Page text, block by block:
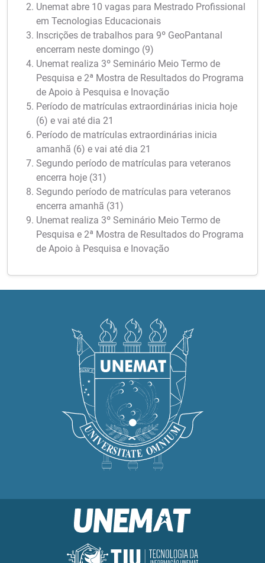
Unemat abre 10 vagas para Mestrado Profissional
em Tecnologias Educacionais
Inscrições de trabalhos para 9º GeoPantanal
encerram neste domingo (9)
Unemat realiza 3º Seminário Meio Termo de
Pesquisa e 2ª Mostra de Resultados do Programa
de Apoio à Pesquisa e Inovação
Período de matrículas extraordinárias inicia hoje
(6) e vai até dia 21
Período de matrículas extraordinárias inicia
amanhã (6) e vai até dia 21
Segundo período de matrículas para veteranos
encerra hoje (31)
Segundo período de matrículas para veteranos
encerra amanhã (31)
Unemat realiza 3º Seminário Meio Termo de
Pesquisa e 2ª Mostra de Resultados do Programa
de Apoio à Pesquisa e Inovação